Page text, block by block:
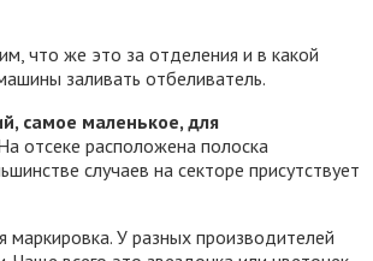
что же это за отделения и в какой
заливать отбеливатель.
самое маленькое, для
отсеке расположена полоска
случаев на секторе присутствует
маркировка. У разных производителей